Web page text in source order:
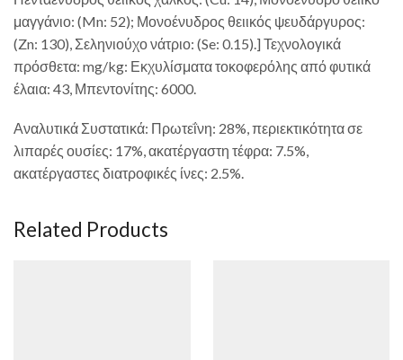
μαγγάνιο: (Mn: 52); Μονοένυδρος θειικός ψευδάργυρος:
(Zn: 130), Σεληνιούχο νάτριο: (Se: 0.15).] Τεχνολογικά
πρόσθετα: mg/kg: Εκχυλίσματα τοκοφερόλης από φυτικά
έλαια: 43, Μπεντονίτης: 6000.
Αναλυτικά Συστατικά: Πρωτεΐνη: 28%, περιεκτικότητα σε
λιπαρές ουσίες: 17%, ακατέργαστη τέφρα: 7.5%,
ακατέργαστες διατροφικές ίνες: 2.5%.
Related Products